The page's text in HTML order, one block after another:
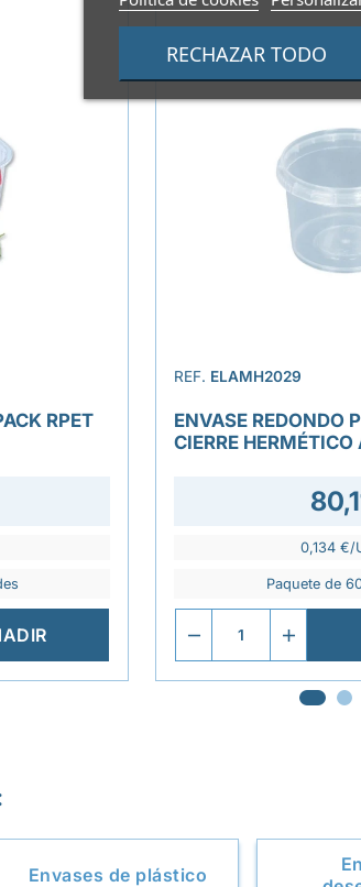
RECHAZAR TODO
RPET
REF. ELAMH2029
ENVASE REDONDO
CIERRE
0,134 €/
Paquete de
Envases de plástico